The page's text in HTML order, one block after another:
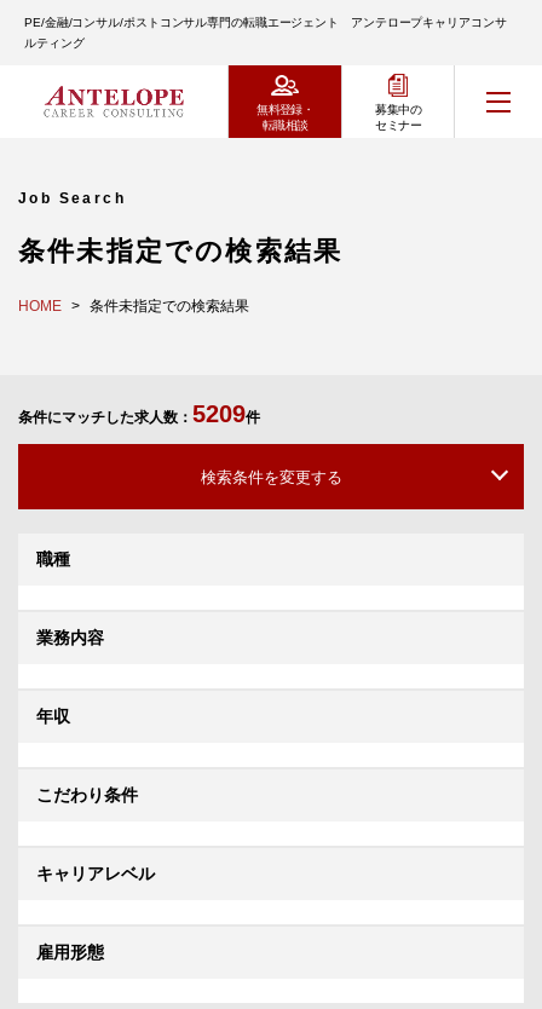
PE/金融/コンサル/ポストコンサル専門の転職エージェント アンテロープキャリアコンサ
ルティング
無料登録・
転職相談
募集中の
セミナー
Job Search
条件未指定での検索結果
HOME 条件未指定での検索結果
条件にマッチした求人数： 5209件
検索条件を変更する
職種
業務内容
年収
こだわり条件
キャリアレベル
雇用形態